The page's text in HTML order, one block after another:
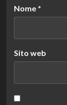
Nome *
Sito web